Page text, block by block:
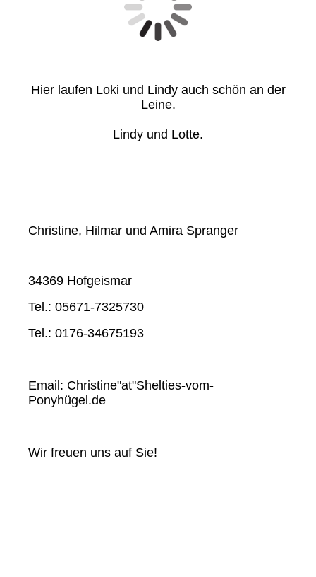
Hier laufen Loki und Lindy auch schön an der
Leine.
Lindy und Lotte.
Christine, Hilmar und Amira Spranger
34369 Hofgeismar
Tel.: 05671-7325730
Tel.: 0176-34675193
Email: Christine"at"Shelties-vom-
Ponyhügel.de
Wir freuen uns auf Sie!